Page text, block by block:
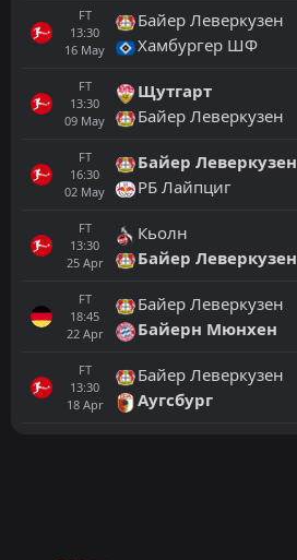
FT
13:30
16 May
Байер Леверкузен
Хамбургер ШФ
FT
13:30
09 May
Щутгарт
Байер Леверкузен
FT
16:30
02 May
Байер Леверкузен
РБ Лайпциг
FT
13:30
25 Apr
Кьолн
Байер Леверкузен
FT
18:45
22 Apr
Байер Леверкузен
Байерн Мюнхен
FT
13:30
18 Apr
Байер Леверкузен
Аугсбург